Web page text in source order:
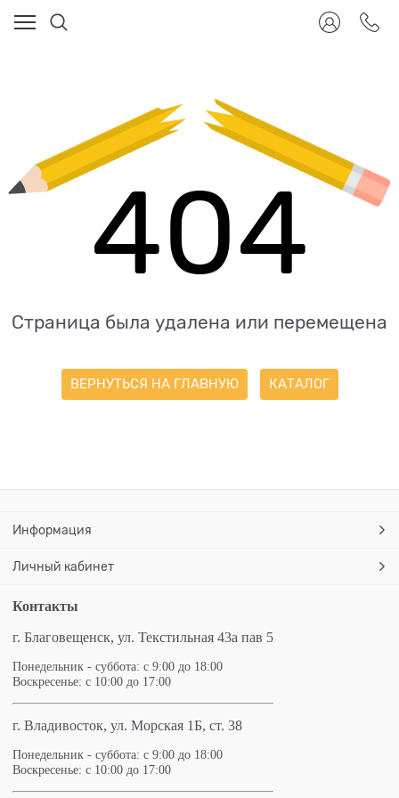
404
Страница была удалена или перемещена
ВЕРНУТЬСЯ НА ГЛАВНУЮ КАТАЛОГ
Информация
Личный кабинет
Контакты
г. Благовещенск, ул. Текстильная 43а пав 5
Понедельник - суббота: с 9:00 до 18:00
Воскресенье: с 10:00 до 17:00
г. Владивосток, ул. Морская 1Б, ст. 38
Понедельник - суббота: с 9:00 до 18:00
Воскресенье: с 10:00 до 17:00